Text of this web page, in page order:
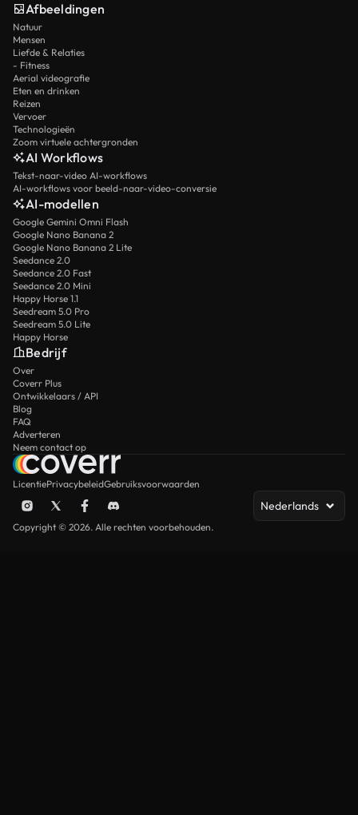
Afbeeldingen
Natuur
Mensen
Liefde & Relaties
- Fitness
Aerial videografie
Eten en drinken
Reizen
Vervoer
Technologieën
Zoom virtuele achtergronden
AI Workflows
Tekst-naar-video AI-workflows
AI-workflows voor beeld-naar-video-conversie
AI-modellen
Google Gemini Omni Flash
Google Nano Banana 2
Google Nano Banana 2 Lite
Seedance 2.0
Seedance 2.0 Fast
Seedance 2.0 Mini
Happy Horse 1.1
Seedream 5.0 Pro
Seedream 5.0 Lite
Happy Horse
Bedrijf
Over
Coverr Plus
Ontwikkelaars / API
Blog
FAQ
Adverteren
Neem contact op
LicentiePrivacybeleidGebruiksvoorwaarden
Nederlands
Copyright © 2026. Alle rechten voorbehouden.